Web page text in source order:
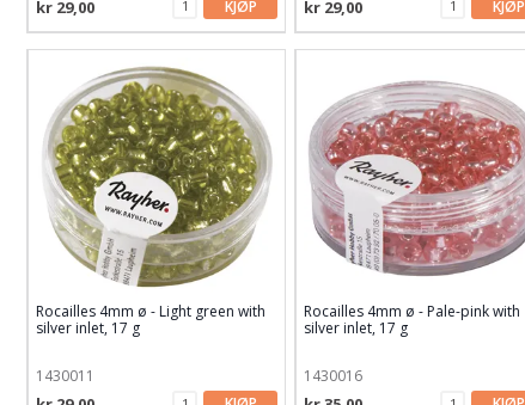
kr 29,00 KJØP kr 29,00 KJØP
Rocailles 4mm ø - Light green with
silver inlet, 17 g
1430011
Rocailles 4mm ø - Pale-pink with
silver inlet, 17 g
1430016